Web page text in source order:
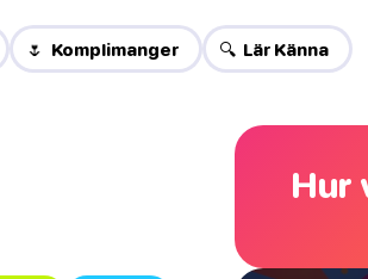
🌷 Komplimanger 🔍 Lär Känna
Hur